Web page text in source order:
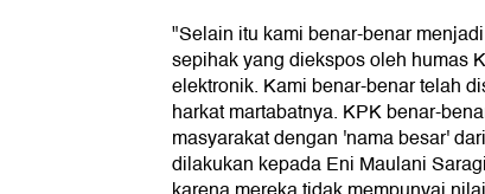
"Selain itu kami benar-benar
sepihak yang diekspos oleh humas
elektronik. Kami benar-benar telah
harkat martabatnya. KPK benar-
masyarakat dengan 'nama besar'
dilakukan kepada Eni Maulani